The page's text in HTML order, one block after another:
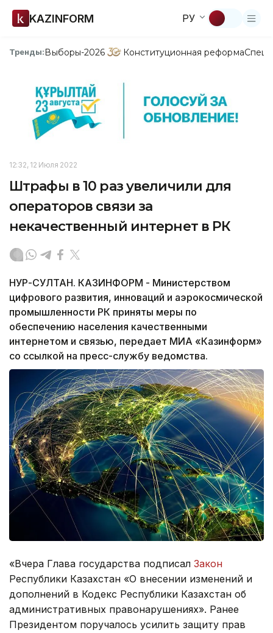
KAZINFORM РУ
Тренды:Выборы-2026 Конституционная реформа
12:32, 12 Июля 2022
Штрафы в 10 раз увеличили для
операторов связи за
некачественный интернет в РК
НУР-СУЛТАН. КАЗИНФОРМ - Министерством
цифрового развития, инноваций и аэрокосмической
промышленности РК приняты меры по
обеспечению населения качественными
интернетом и связью, передает МИА «Казинформ»
со ссылкой на пресс-службу ведомства.
«Вчера Глава государства подписал Закон
Республики Казахстан «О внесении изменений и
дополнений в Кодекс Республики Казахстан об
административных правонарушениях». Ранее
Президентом поручалось усилить защиту прав